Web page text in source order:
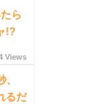
ら
!?
Views
るだ